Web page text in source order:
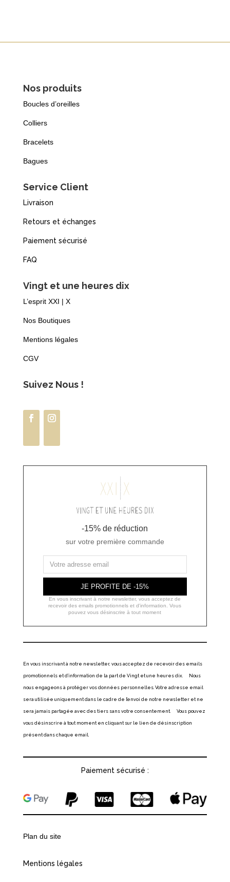
Nos produits
Boucles d’oreilles
Colliers
Bracelets
Bagues
Service Client
Livraison
Retours et échanges
Paiement sécurisé
FAQ
Vingt et une heures dix
L’esprit XXI | X
Nos Boutiques
Mentions légales
CGV
Suivez Nous !
-15% de réduction
sur votre première commande
JE PROFITE DE -15%
En vous inscrivant à notre newsletter, vous acceptez de
recevoir des emails promotionnels et d'information. Vous
pouvez vous désinscrire à tout moment
En vous inscrivant à notre newsletter, vous acceptez de recevoir des emails
promotionnels et d’information de la part de Vingt et une heures dix. Nous
nous engageons à protéger vos données personnelles. Votre adresse email
sera utilisée uniquement dans le cadre de l’envoi de notre newsletter et ne
sera jamais partagée avec des tiers sans votre consentement. Vous pouvez
vous désinscrire à tout moment en cliquant sur le lien de désinscription
présent dans chaque email.
Paiement sécurisé :
Plan du site
Mentions légales